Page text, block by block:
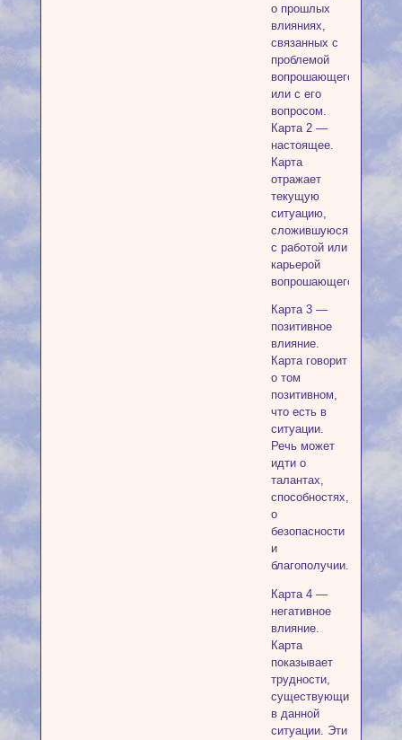
о прошлых
влияниях,
связанных с
проблемой
вопрошающего
или с его
вопросом.
Карта 2 —
настоящее.
Карта
отражает
текущую
ситуацию,
сложившуюся
с работой или
карьерой
вопрошающего.
Карта 3 —
позитивное
влияние.
Карта говорит
о том
позитивном,
что есть в
ситуации.
Речь может
идти о
талантах,
способностях,
о
безопасности
и
благополучии.
Карта 4 —
негативное
влияние.
Карта
показывает
трудности,
существующие
в данной
ситуации. Эти